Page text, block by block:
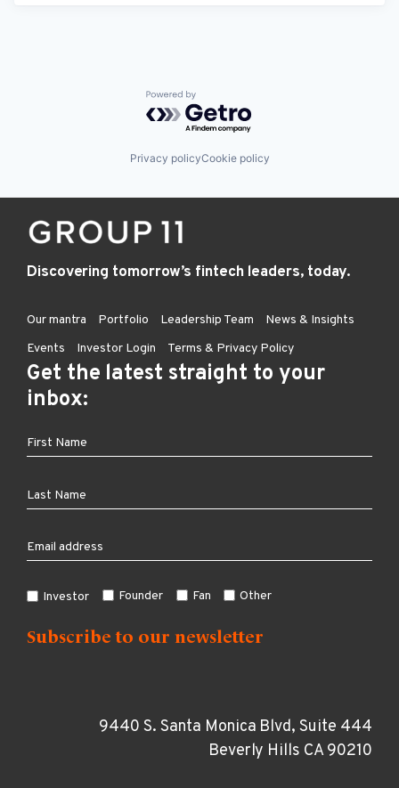
Powered by Getro.com
Privacy policyCookie policy
Discovering tomorrow’s fintech leaders, today.
Our mantra Portfolio Leadership Team
News & Insights
Events
Investor Login Terms & Privacy Policy
Get the latest straight to your
inbox:
Investor Founder Fan Other
9440 S. Santa Monica Blvd, Suite 444
Beverly Hills CA 90210